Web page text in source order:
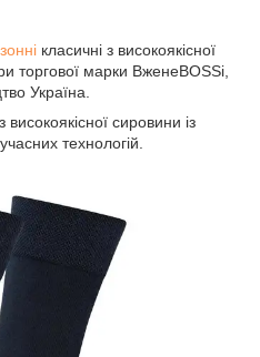
класичні з високоякісної
торгової марки ВженеBOSSi,
Україна.
сировини із
технологій.